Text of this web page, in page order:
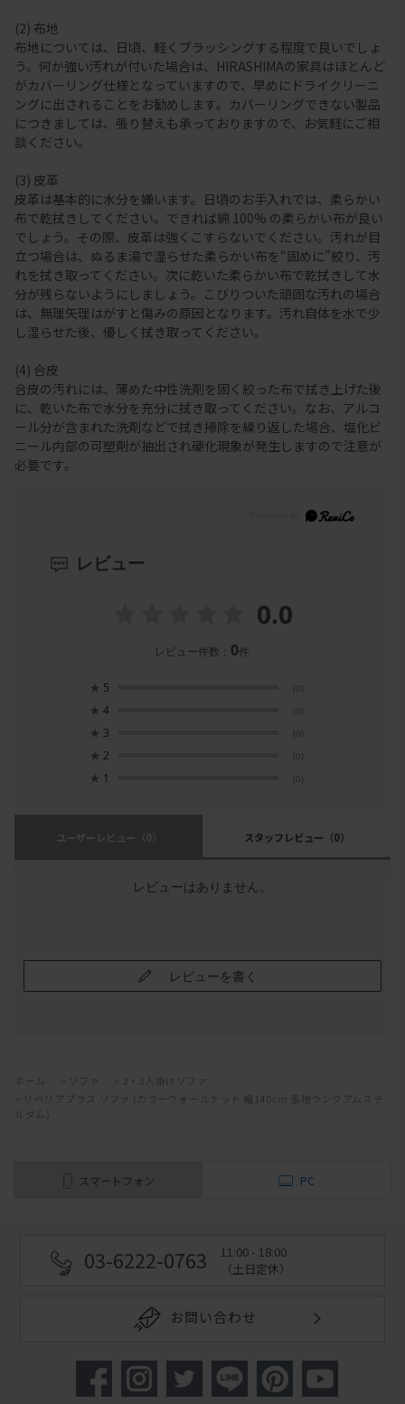
(2) 布地
布地については、日頃、軽くブラッシングする程度で良いでしょ
う。何か強い汚れが付いた場合は、HIRASHIMAの家具はほとんど
がカバーリング仕様となっていますので、早めにドライクリーニ
ングに出されることをお勧めします。カバーリングできない製品
につきましては、張り替えも承っておりますので、お気軽にご相
談ください。
(3) 皮革
皮革は基本的に水分を嫌います。日頃のお手入れでは、柔らかい
布で乾拭きしてください。できれば綿 100% の柔らかい布が良い
でしょう。その際、皮革は強くこすらないでください。汚れが目
立つ場合は、ぬるま湯で湿らせた柔らかい布を“固めに”絞り、汚
れを拭き取ってください。次に乾いた柔らかい布で乾拭きして水
分が残らないようにしましょう。こびりついた頑固な汚れの場合
は、無理矢理はがすと傷みの原因となります。汚れ自体を水で少
し湿らせた後、優しく拭き取ってください。
(4) 合皮
合皮の汚れには、薄めた中性洗剤を固く絞った布で拭き上げた後
に、乾いた布で水分を充分に拭き取ってください。なお、アルコ
ール分が含まれた洗剤などで拭き掃除を繰り返した場合、塩化ビ
ニール内部の可塑剤が抽出され硬化現象が発生しますので注意が
必要です。
レビュー
0.0
レビュー件数： 0件
★ 5 (0)
★ 4 (0)
★ 3 (0)
★ 2 (0)
★ 1 (0)
ユーザーレビュー （0） スタッフレビュー （0）
レビューはありません。
レビューを書く
ホーム ソファ
2・3人掛けソファ
リベリアプラス ソファ (カラーウォールナット 幅140cm 張地ランクアムステ
ルダム)
スマートフォン PC
03-6222-0763
11:00 - 18:00
（土日定休）
お問い合わせ